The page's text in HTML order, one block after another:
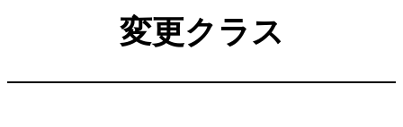
変更クラス